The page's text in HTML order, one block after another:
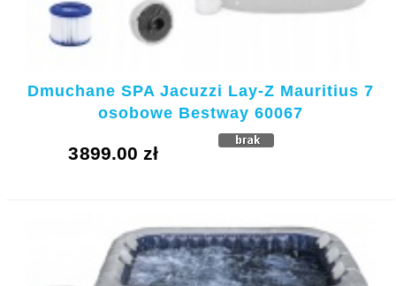
Dmuchane SPA Jacuzzi Lay-Z Mauritius 7
osobowe Bestway 60067
KUPUJE
3899.00 zł